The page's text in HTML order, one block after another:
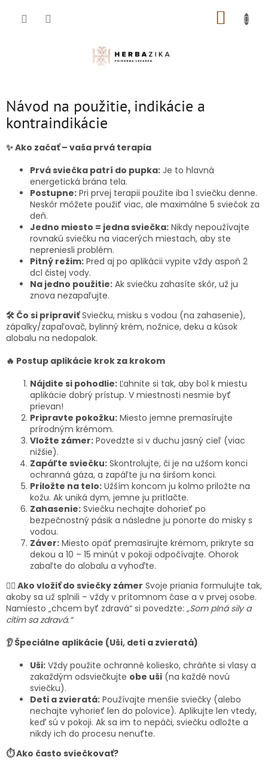
Návod na použitie, indikácie a
kontraindikácie
✨ Ako začať – vaša prvá terapia
Prvá sviečka patrí do pupka: Je to hlavná
energetická brána tela.
Postupne: Pri prvej terapii použite iba 1 sviečku denne.
Neskôr môžete použiť viac, ale maximálne 5 sviečok za
deň.
Jedno miesto = jedna sviečka: Nikdy nepoužívajte
rovnakú sviečku na viacerých miestach, aby ste
nepreniesli problém.
Pitný režim: Pred aj po aplikácii vypite vždy aspoň 2
dcl čistej vody.
Na jedno použitie: Ak sviečku zahasíte skôr, už ju
znova nezapaľujte.
🛠️ Čo si pripraviť Sviečku, misku s vodou (na zahasenie),
zápalky/zapaľovač, bylinný krém, nožnice, deku a kúsok
alobalu na nedopalok.
🔥 Postup aplikácie krok za krokom
Nájdite si pohodlie: Ľahnite si tak, aby bol k miestu
aplikácie dobrý prístup. V miestnosti nesmie byť
prievan!
Pripravte pokožku: Miesto jemne premasírujte
prírodným krémom.
Vložte zámer: Povedzte si v duchu jasný cieľ (viac
nižšie).
Zapáľte sviečku: Skontrolujte, či je na užšom konci
ochranná gáza, a zapáľte ju na širšom konci.
Priložte na telo: Užším koncom ju kolmo priložte na
kožu. Ak uniká dym, jemne ju pritlačte.
Zahasenie: Sviečku nechajte dohorieť po
bezpečnostný pásik a následne ju ponorte do misky s
vodou.
Záver: Miesto opäť premasírujte krémom, prikryte sa
dekou a 10 – 15 minút v pokoji odpočívajte. Ohorok
zabaľte do alobalu a vyhoďte.
🧘‍♀️ Ako vložiť do sviečky zámer Svoje priania formulujte tak,
akoby sa už splnili – vždy v prítomnom čase a v prvej osobe.
Namiesto „chcem byť zdravá“ si povedzte: „Som plná sily a
cítim sa zdravá.“
👂 Špeciálne aplikácie (Uši, deti a zvieratá)
Uši: Vždy použite ochranné koliesko, chráňte si vlasy a
zakaždým odsviečkujte obe uši (na každé novú
sviečku).
Deti a zvieratá: Používajte menšie sviečky (alebo
nechajte vyhorieť len do polovice). Aplikujte len vtedy,
keď sú v pokoji. Ak sa im to nepáči, sviečku odložte a
nikdy ich do procesu nenuťte.
⏱️ Ako často sviečkovať?